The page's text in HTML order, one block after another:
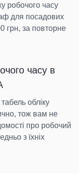
робочого часу
для посадових
грн, за повторне
часу в
обліку
тож вам не
про робочий
з їхніх